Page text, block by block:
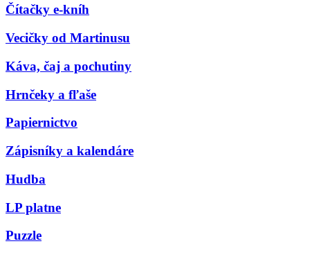
Čítačky e-kníh
Vecičky od Martinusu
Káva, čaj a pochutiny
Hrnčeky a fľaše
Papiernictvo
Zápisníky a kalendáre
Hudba
LP platne
Puzzle